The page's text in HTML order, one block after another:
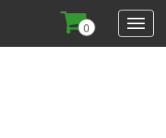
0